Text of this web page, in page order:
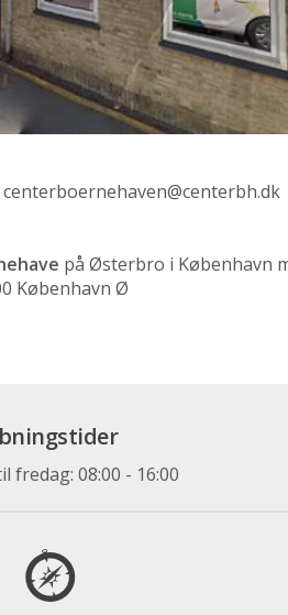
centerboernehaven@centerbh.dk
på Østerbro i København
København Ø
fredag: 08:00 - 16:00